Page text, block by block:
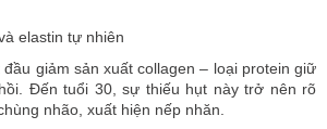
elastin tự nhiên
giảm sản xuất collagen – loại protein giữ
Đến tuổi 30, sự thiếu hụt này trở nên rõ
nhão, xuất hiện nếp nhăn.